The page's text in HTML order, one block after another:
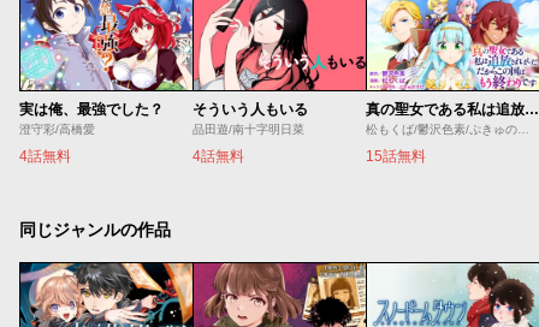
実は俺、最強でした？
澄守彩/高橋愛
4話無料
そういう人もいる
品田遊/南十字明日菜
4話無料
真の聖女である私は追放されました。だからこの国はもう終わりです
松もくば/鬱沢色素/ぷきゅのすけ
15話無料
同じジャンルの作品